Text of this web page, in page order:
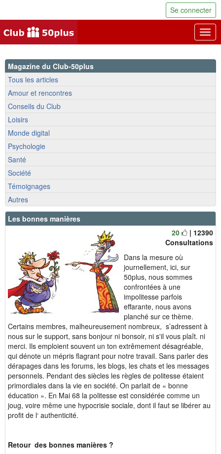
Se connecter
Magazine du Club-50plus
Tous les articles
Amour et rencontres
Conseils du Club
Loisirs
Monde digital
Psychologie
Santé
Société
Témoignages
Autres
Les bonnes manières
20
| 12390
Consultations
Dans la mesure où
journellement, ici, sur
50plus, nous sommes
confrontées à une
impolitesse parfois
effarante, nous avons
planché sur ce thème.
Certains membres, malheureusement nombreux, s’adressent à
nous sur le support, sans bonjour ni bonsoir, ni s'il vous plaît. ni
merci. Ils emploient souvent un ton extrêmement désagréable,
qui dénote un mépris flagrant pour notre travail. Sans parler des
dérapages dans les forums, les blogs, les chats et les messages
personnels. Pendant des siècles les règles de politesse étaient
primordiales dans la vie en société. On parlait de « bonne
éducation ». En Mai 68 la politesse est considérée comme un
joug, voire même une hypocrisie sociale, dont il faut se libérer au
profit de l‘ authenticité.
Retour des bonnes manières ?